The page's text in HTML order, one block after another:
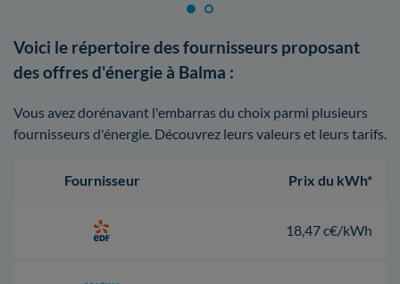
Voici le répertoire des fournisseurs proposant
des offres d'énergie à Balma :
Vous avez dorénavant l'embarras du choix parmi plusieurs
fournisseurs d'énergie. Découvrez leurs valeurs et leurs tarifs.
Fournisseur Prix du kWh*
18,47 c€/kWh